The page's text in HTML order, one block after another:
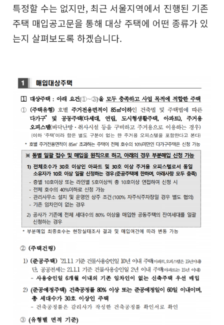
특정할 수는 없지만, 최근 서울지역에서 진행된 기존
주택 매입공고문을 통해 대상 주택에 어떤 종류가 있
는지 살펴보도록 하겠습니다.